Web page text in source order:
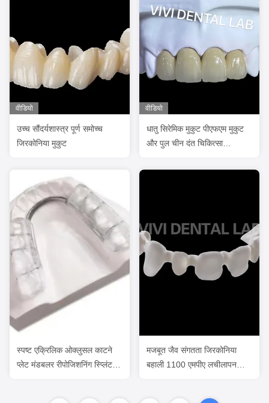
वीडियो
उच्च सौंदर्यशास्त्र पूर्ण समोच्च
जिरकोनिया मुकुट
वीडियो
धातु सिरेमिक मुकुट पीएफएम मुकुट
और पुल चीन दंत चिकित्सा
स्पष्ट एक्रिलिक ओक्लुसल काटने
प्लेट मंडबलर रीपोजिशनिंग स्प्लिंट
मजबूत जैव संगतता जिरकोनिया
बहाली 1100 एमपीए लचीलापन